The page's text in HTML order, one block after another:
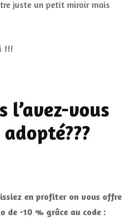
juste un petit miroir mais
!!!
l’avez-vous
en profiter on vous offre
de -10 % grâce au code :